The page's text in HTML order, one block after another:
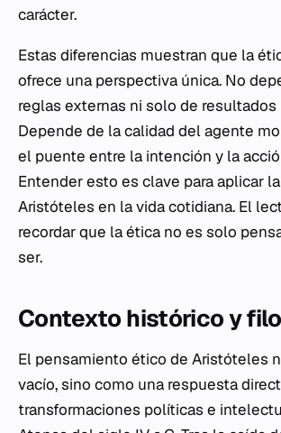
carácter.
Estas diferencias muestran que la
ofrece una perspectiva única. No
reglas externas ni solo de
Depende de la calidad del agente
el puente entre la intención y la
Entender esto es clave para aplicar
Aristóteles en la vida cotidiana. El
recordar que la ética no es solo
ser.
Contexto histórico y
El pensamiento ético de Aristóteles
vacío, sino como una respuesta
transformaciones políticas e